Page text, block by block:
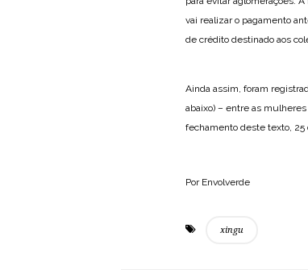
vai realizar o pagamento
de crédito destinado aos
Ainda assim, foram
abaixo) – entre as
fechamento deste texto, 25
Por Envolverde
xingu